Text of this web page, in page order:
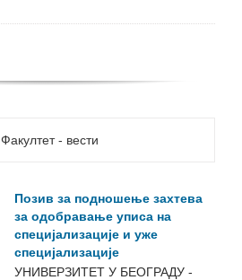
Факултет - вести
Позив за подношење захтева
за одобравање уписа на
специјализације и уже
специјализације
УНИВЕРЗИТЕТ У БЕОГРАДУ -